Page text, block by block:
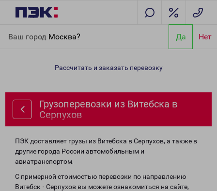
Ваш город Москва? Да Нет
Серпухов
Рассчитать и заказать перевозку
Грузоперевозки из Витебска в
Серпухов
ПЭК доставляет грузы из Витебска в Серпухов, а также в
другие города России автомобильным и
авиатранспортом.
С примерной стоимостью перевозки по направлению
Витебск - Серпухов вы можете ознакомиться на сайте,